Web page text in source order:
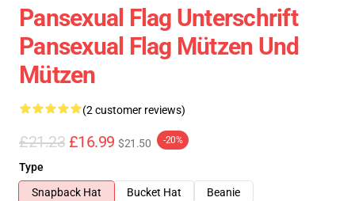
Pansexual Flag Unterschrift
Pansexual Flag Mützen Und
Mützen
(2 customer reviews)
£21.23 £16.99 $21.50 -20%
Type
Snapback Hat
Bucket Hat
Beanie